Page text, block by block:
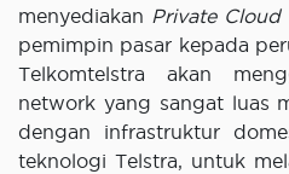
menyediakan Private Cloud
pemimpin pasar kepada
Telkomtelstra akan
network yang sangat luas
dengan infrastruktur
teknologi Telstra, untuk